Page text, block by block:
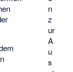
n
z
ur
A
u
s